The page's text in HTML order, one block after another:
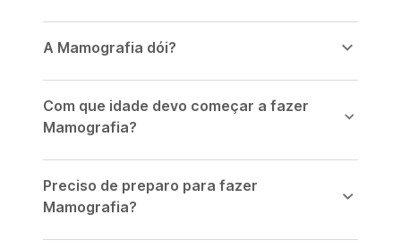
A Mamografia dói?
Com que idade devo começar a fazer
Mamografia?
Preciso de preparo para fazer
Mamografia?